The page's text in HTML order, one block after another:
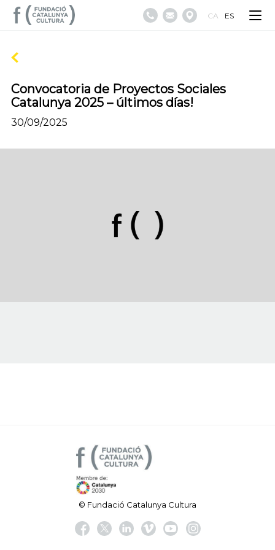
CA ES
Convocatoria de Proyectos Sociales
Catalunya 2025 – últimos días!
30/09/2025
© Fundació Catalunya Cultura